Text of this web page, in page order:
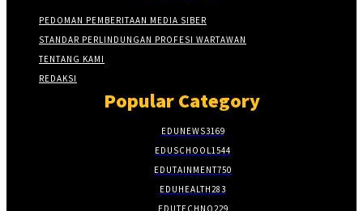
PEDOMAN PEMBERITAAN MEDIA SIBER
STANDAR PERLINDUNGAN PROFESI WARTAWAN
TENTANG KAMI
REDAKSI
Popular Category
EDUNEWS3169
EDUSCHOOL 1544
EDUTAINMENT750
EDUHEALTH283
EDUTECHNO229